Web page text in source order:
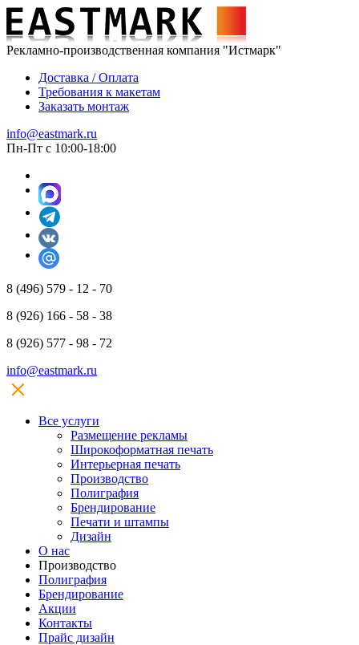
Рекламно-производственная компания "Истмарк"
Доставка / Оплата
Требования к макетам
Заказать монтаж
info@eastmark.ru
Пн-Пт с 10:00-18:00
8 (496) 579 - 12 - 70
8 (926) 166 - 58 - 38
8 (926) 577 - 98 - 72
info@eastmark.ru
Все услуги
Размещение рекламы
Широкофoрматная печать
Интерьерная печать
Производство
Полиграфия
Брендирование
Печати и штампы
Дизайн
О нас
Производство
Полиграфия
Брендирование
Акции
Контакты
Прайс дизайн